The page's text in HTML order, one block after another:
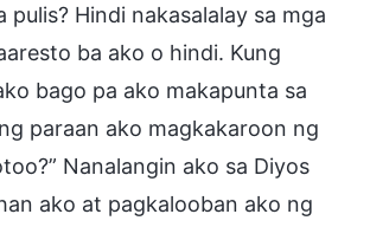
pulis? Hindi nakasalalay sa mga
ba ako o hindi. Kung
bago pa ako makapunta sa
paraan ako magkakaroon ng
Nanalangin ako sa Diyos
ako at pagkalooban ako ng